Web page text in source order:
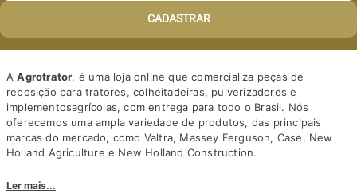
Alavanca Trator Massey
Ferguson 6314425
Cód:6314425
R$ 361,50 -30%
R$ 240,40 à vista
ouR$ 253,05em até5 deR$ 50,61
Garfo Duplo Câmbio
Trator Valtra 81915600
Cód:81915600CBL
R$ 375,00 -30%
R$ 249,38 à vista
ouR$ 262,50em até